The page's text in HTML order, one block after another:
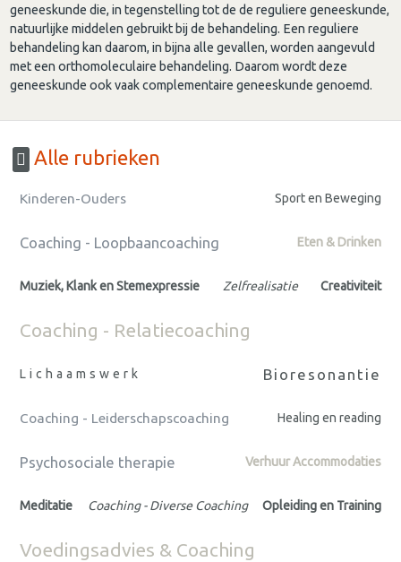
geneeskunde die, in tegenstelling tot de de reguliere geneeskunde,
natuurlijke middelen gebruikt bij de behandeling. Een reguliere
behandeling kan daarom, in bijna alle gevallen, worden aangevuld
met een orthomoleculaire behandeling. Daarom wordt deze
geneeskunde ook vaak complementaire geneeskunde genoemd.
Alle rubrieken
Kinderen-Ouders Sport en Beweging
Coaching - Loopbaancoaching Eten & Drinken
Muziek, Klank en Stemexpressie Zelfrealisatie Creativiteit
Coaching - Relatiecoaching
Lichaamswerk Bioresonantie
Coaching - Leiderschapscoaching Healing en reading
Psychosociale therapie Verhuur Accommodaties
Meditatie Coaching - Diverse Coaching Opleiding en Training
Voedingsadvies & Coaching